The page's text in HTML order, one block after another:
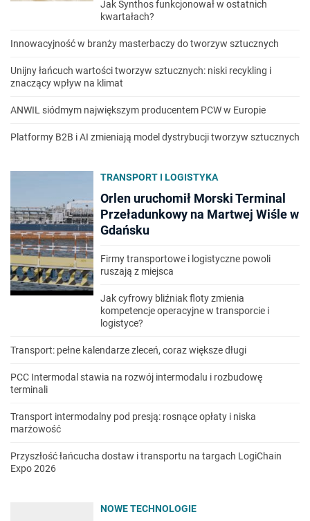
Jak Synthos funkcjonował w ostatnich
kwartałach?
Innowacyjność w branży masterbaczy do tworzyw sztucznych
Unijny łańcuch wartości tworzyw sztucznych: niski recykling i
znaczący wpływ na klimat
ANWIL siódmym największym producentem PCW w Europie
Platformy B2B i AI zmieniają model dystrybucji tworzyw sztucznych
TRANSPORT I LOGISTYKA
Orlen uruchomił Morski Terminal
Przeładunkowy na Martwej Wiśle w
Gdańsku
Firmy transportowe i logistyczne powoli
ruszają z miejsca
Jak cyfrowy bliźniak floty zmienia
kompetencje operacyjne w transporcie i
logistyce?
Transport: pełne kalendarze zleceń, coraz większe długi
PCC Intermodal stawia na rozwój intermodalu i rozbudowę
terminali
Transport intermodalny pod presją: rosnące opłaty i niska
marżowość
Przyszłość łańcucha dostaw i transportu na targach LogiChain
Expo 2026
NOWE TECHNOLOGIE